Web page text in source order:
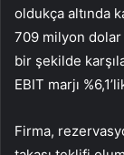
oldukça altında
709 milyon
bir şekilde
EBIT marjı
Firma,